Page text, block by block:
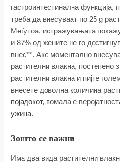
гастроинтестинална функција,
треба да внесуваат по 25 g
Меѓутоа, истражувањата
и 87% од жените не го
внес**. Ако моментално
растителни влакна, постепено
растителни влакна и пијте
внесете доволна количина
појадокот, помала е
ужина.
Зошто се важни
Има два вида растителни